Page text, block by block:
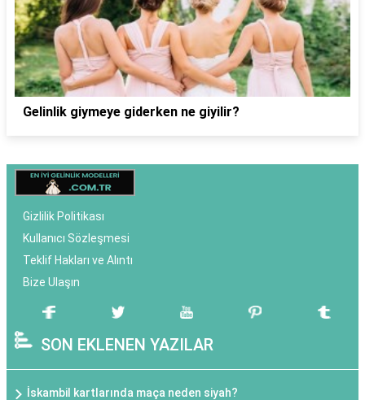
Gelinlik giymeye giderken ne giyilir?
Gizlilik Politikası
Kullanıcı Sözleşmesi
Teklif Hakları ve Alıntı
Bize Ulaşın
SON EKLENEN YAZILAR
İskambil kartlarında maça neden siyah?